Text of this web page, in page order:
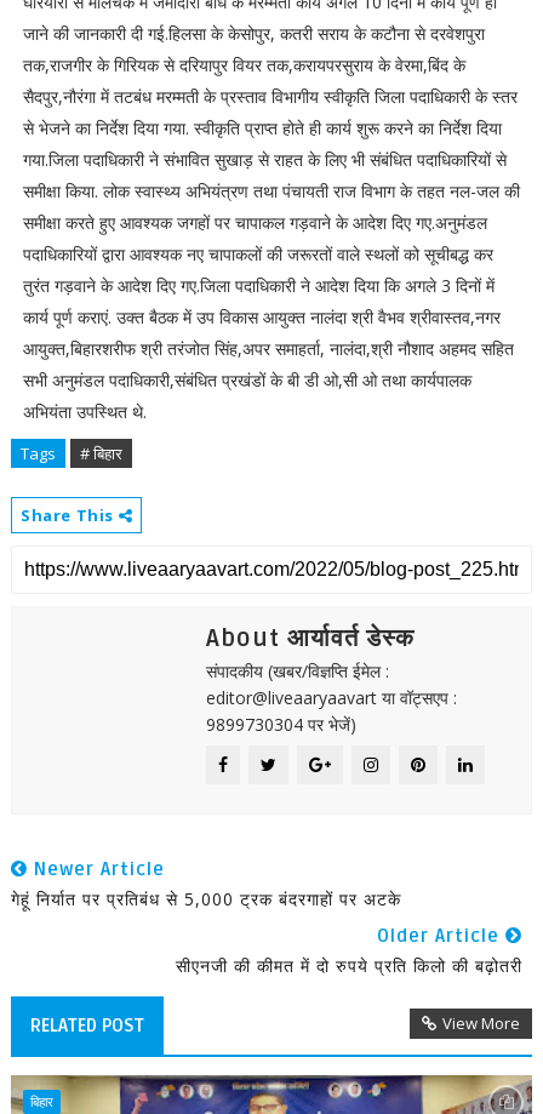
जाने की जानकारी दी गई.हिलसा के केसोपुर, कतरी सराय के कटौना से दरवेशपुरा
तक,राजगीर के गिरियक से दरियापुर वियर तक,करायपरसुराय के वेरमा,बिंद के
सैदपुर,नौरंगा में तटबंध मरम्मती के प्रस्ताव विभागीय स्वीकृति जिला पदाधिकारी के स्तर
से भेजने का निर्देश दिया गया. स्वीकृति प्राप्त होते ही कार्य शुरू करने का निर्देश दिया
गया.जिला पदाधिकारी ने संभावित सुखाड़ से राहत के लिए भी संबंधित पदाधिकारियों से
समीक्षा किया. लोक स्वास्थ्य अभियंत्रण तथा पंचायती राज विभाग के तहत नल-जल की
समीक्षा करते हुए आवश्यक जगहों पर चापाकल गड़वाने के आदेश दिए गए.अनुमंडल
पदाधिकारियों द्वारा आवश्यक नए चापाकलों की जरूरतों वाले स्थलों को सूचीबद्ध कर
तुरंत गड़वाने के आदेश दिए गए.जिला पदाधिकारी ने आदेश दिया कि अगले 3 दिनों में
कार्य पूर्ण कराएं. उक्त बैठक में उप विकास आयुक्त नालंदा श्री वैभव श्रीवास्तव,नगर
आयुक्त,बिहारशरीफ श्री तरंजोत सिंह,अपर समाहर्ता, नालंदा,श्री नौशाद अहमद सहित
सभी अनुमंडल पदाधिकारी,संबंधित प्रखंडों के बी डी ओ,सी ओ तथा कार्यपालक
अभियंता उपस्थित थे.
Tags # बिहार
Share This
About आर्यावर्त डेस्क
संपादकीय (खबर/विज्ञप्ति ईमेल :
editor@liveaaryaavart या वॉट्सएप :
9899730304 पर भेजें)
Newer Article
गेहूं निर्यात पर प्रतिबंध से 5,000 ट्रक बंदरगाहों पर अटके
Older Article
सीएनजी की कीमत में दो रुपये प्रति किलो की बढ़ोतरी
RELATED POST View More
बिहार